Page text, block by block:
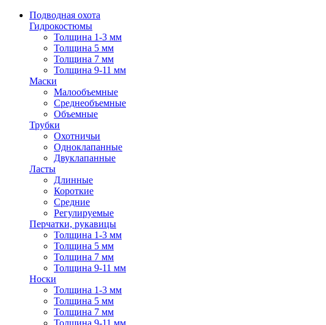
Подводная охота
Гидрокостюмы
Толщина 1-3 мм
Толщина 5 мм
Толщина 7 мм
Толщина 9-11 мм
Маски
Малообъемные
Среднеобъемные
Объемные
Трубки
Охотничьи
Одноклапанные
Двуклапанные
Ласты
Длинные
Короткие
Средние
Регулируемые
Перчатки, рукавицы
Толщина 1-3 мм
Толщина 5 мм
Толщина 7 мм
Толщина 9-11 мм
Носки
Толщина 1-3 мм
Толщина 5 мм
Толщина 7 мм
Толщина 9-11 мм